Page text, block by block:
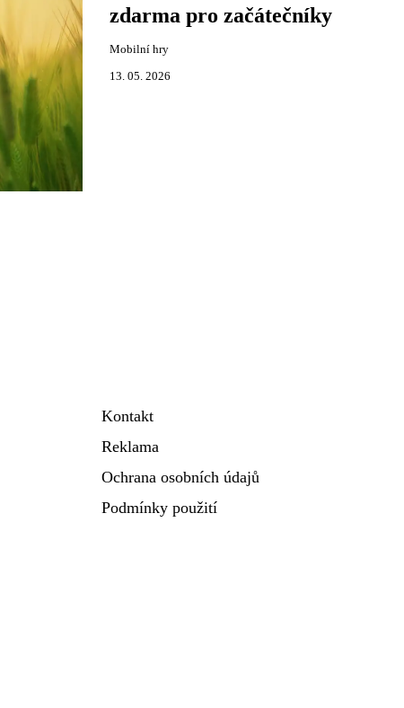
zdarma pro začátečníky
Mobilní hry
13. 05. 2026
Kontakt
Reklama
Ochrana osobních údajů
Podmínky použití